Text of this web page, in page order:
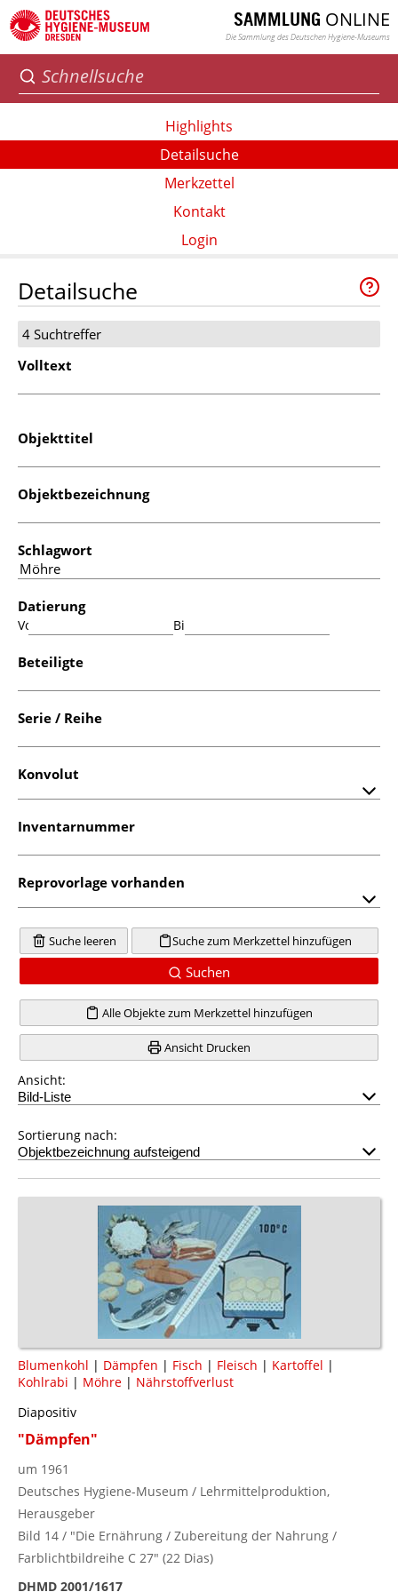
SAMMLUNG ONLINE
Die Sammlung des Deutschen Hygiene-Museums
Highlights
Detailsuche
Merkzettel
Kontakt
Login
Detailsuche
4 Suchtreffer
Volltext
Objekttitel
Objektbezeichnung
Schlagwort
Datierung
Von: Bis:
Beteiligte
Serie / Reihe
Konvolut
Inventarnummer
Reprovorlage vorhanden
Suche leeren Suche zum Merkzettel hinzufügen
Suchen
Alle Objekte zum Merkzettel hinzufügen
Ansicht Drucken
Ansicht:
Sortierung nach:
Blumenkohl | Dämpfen | Fisch | Fleisch | Kartoffel |
Kohlrabi | Möhre | Nährstoffverlust
Diapositiv
"Dämpfen"
um 1961
Deutsches Hygiene-Museum / Lehrmittelproduktion,
Herausgeber
Bild 14 / "Die Ernährung / Zubereitung der Nahrung /
Farblichtbildreihe C 27" (22 Dias)
DHMD 2001/1617